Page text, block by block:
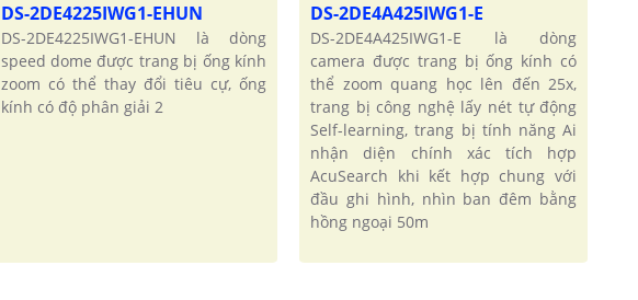
DS-2DE4225IWG1-EHUN
DS-2DE4225IWG1-EHUN là dòng
speed dome được trang bị ống kính
zoom có thể thay đổi tiêu cự, ống
kính có độ phân giải 2
DS-2DE4A425IWG1-E
DS-2DE4A425IWG1-E là dòng
camera được trang bị ống kính có
thể zoom quang học lên đến 25x,
trang bị công nghệ lấy nét tự động
Self-learning, trang bị tính năng Ai
nhận diện chính xác tích hợp
AcuSearch khi kết hợp chung với
đầu ghi hình, nhìn ban đêm bằng
hồng ngoại 50m